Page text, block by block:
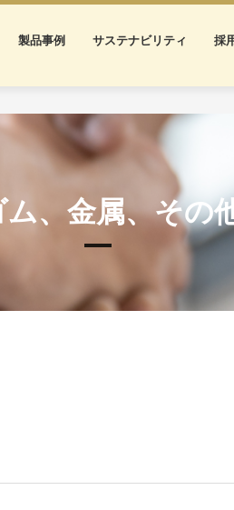
製品事例 サステナビリティ 採
、金属、その